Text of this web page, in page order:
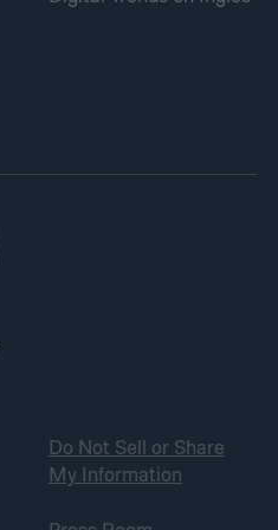
Do Not Sell or Share
My Information